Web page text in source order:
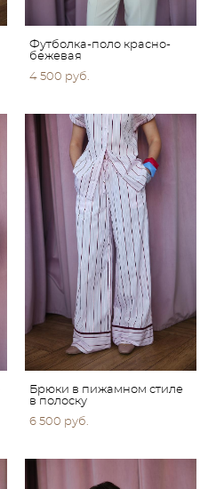
Футболка-поло красно-
бежевая
4 500 pуб.
Брюки в пижамном стиле
в полоску
6 500 pуб.